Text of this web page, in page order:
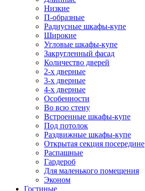
Низкие
П-образные
Радиусные шкафы-купе
Широкие
Угловые шкафы-купе
Закругленный фасад
Количество дверей
2-х дверные
3-х дверные
4-х дверные
Особенности
Во всю стену
Встроенные шкафы-купе
Под потолок
Раздвижные шкафы-купе
Открытая секция посередине
Распашные
Гардероб
Для маленького помещения
Эконом
Гостиные